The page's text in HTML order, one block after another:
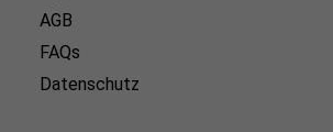
AGB
FAQs
Datenschutz